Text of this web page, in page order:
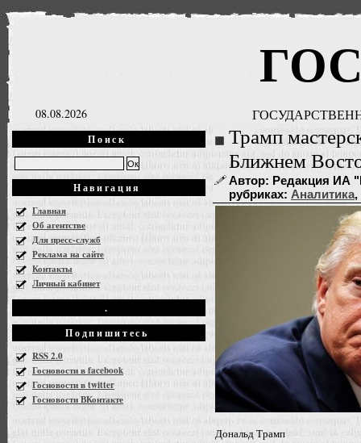
08.08.2026
Поиск
Навигация
Главная
Об агентстве
Для пресс-служб
Реклама на сайте
Контакты
Личный кабинет
.
Подпишитесь
RSS 2.0
Госновости в facebook
Госновости в twitter
Госновости ВКонтакте
Трамп
Ближнем
Автор: Редакция ИА
рубриках: Аналитика,
Дональд Трамп